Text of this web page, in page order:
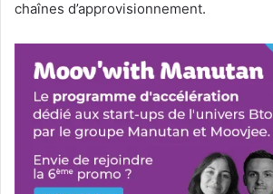
chaînes d’approvisionnement.